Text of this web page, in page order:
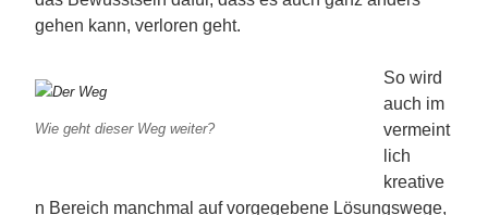
gehen kann, verloren geht.
Wie geht dieser Weg weiter?
So wird
auch im
vermeint
lich
kreative
n Bereich manchmal auf vorgegebene Lösungswege,